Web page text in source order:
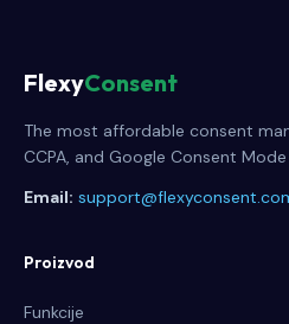
FlexyConsent
The most affordable consent
CCPA, and Google Consent
Email:
Proizvod
Funkcije